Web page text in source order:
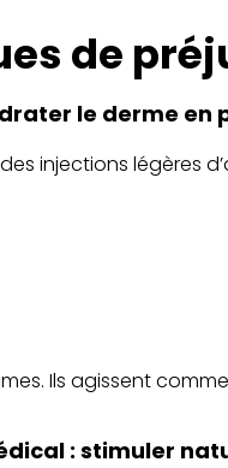
de
le derme en
injections légères
Ils agissent
: stimuler